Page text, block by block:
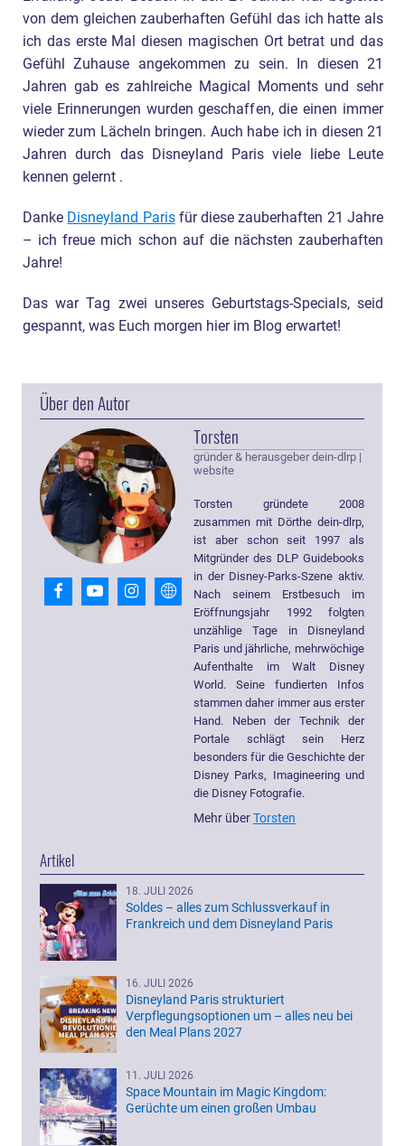
von dem gleichen zauberhaften Gefühl das ich hatte als
ich das erste Mal diesen magischen Ort betrat und das
Gefühl Zuhause angekommen zu sein. In diesen 21
Jahren gab es zahlreiche Magical Moments und sehr
viele Erinnerungen wurden geschaffen, die einen immer
wieder zum Lächeln bringen. Auch habe ich in diesen 21
Jahren durch das Disneyland Paris viele liebe Leute
kennen gelernt .
Danke Disneyland Parisfür diese zauberhaften 21 Jahre
– ich freue mich schon auf die nächsten zauberhaften
Jahre!
Das war Tag zwei unseres Geburtstags-Specials, seid
gespannt, was Euch morgen hier im Blog erwartet!
Über den Autor
Torsten
gründer & herausgeber dein-dlrp |
website
Torsten gründete 2008
zusammen mit Dörthe dein-dlrp,
ist aber schon seit 1997 als
Mitgründer des DLP Guidebooks
in der Disney-Parks-Szene aktiv.
Nach seinem Erstbesuch im
Eröffnungsjahr 1992 folgten
unzählige Tage in Disneyland
Paris und jährliche, mehrwöchige
Aufenthalte im Walt Disney
World. Seine fundierten Infos
stammen daher immer aus erster
Hand. Neben der Technik der
Portale schlägt sein Herz
besonders für die Geschichte der
Disney Parks, Imagineering und
die Disney Fotografie.
Mehr überTorsten
Artikel
18. JULI 2026
Soldes – alles zum Schlussverkauf in
Frankreich und dem Disneyland Paris
16. JULI 2026
Disneyland Paris strukturiert
Verpflegungsoptionen um – alles neu bei
den Meal Plans 2027
11. JULI 2026
Space Mountain im Magic Kingdom:
Gerüchte um einen großen Umbau